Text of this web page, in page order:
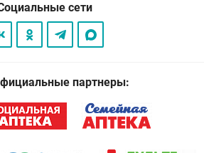
сети
партнеры: